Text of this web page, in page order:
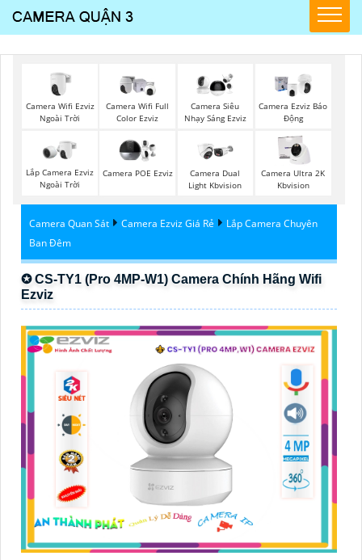
Camera Wifi Ezviz
Ngoài Trời
Camera Wifi Full
Color Ezviz
Camera Siêu
Nhạy Sáng Ezviz
Camera Ezviz Báo
Động
Lắp Camera Ezviz
Ngoài Trời
Camera POE Ezviz
Camera Dual
Light Kbvision
Camera Ultra 2K
Kbvision
Camera Quan Sát Camera Ezviz Giá Rẻ
Lắp Camera Chuyên
Ban Đêm
✪ CS-TY1 (Pro 4MP-W1) Camera Chính Hãng Wifi
Ezviz